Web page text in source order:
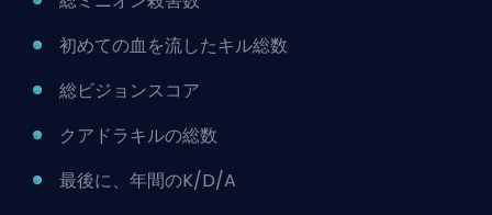
初めての血を流したキル総数
総ビジョンスコア
クアドラキルの総数
最後に、年間のK/D/A